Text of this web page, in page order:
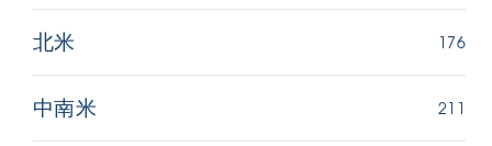
北米 176
中南米 211